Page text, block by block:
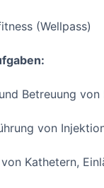
(Wellpass)
Betreuung
von
Kathetern,